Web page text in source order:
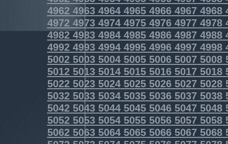
4962496349644965496649674968
4972497349744975497649774978
4982498349844985498649874988
4992499349944995499649974998
5002500350045005500650075008
5012501350145015501650175018
5022502350245025502650275028
5032503350345035503650375038
5042504350445045504650475048
5052505350545055505650575058
5062506350645065506650675068